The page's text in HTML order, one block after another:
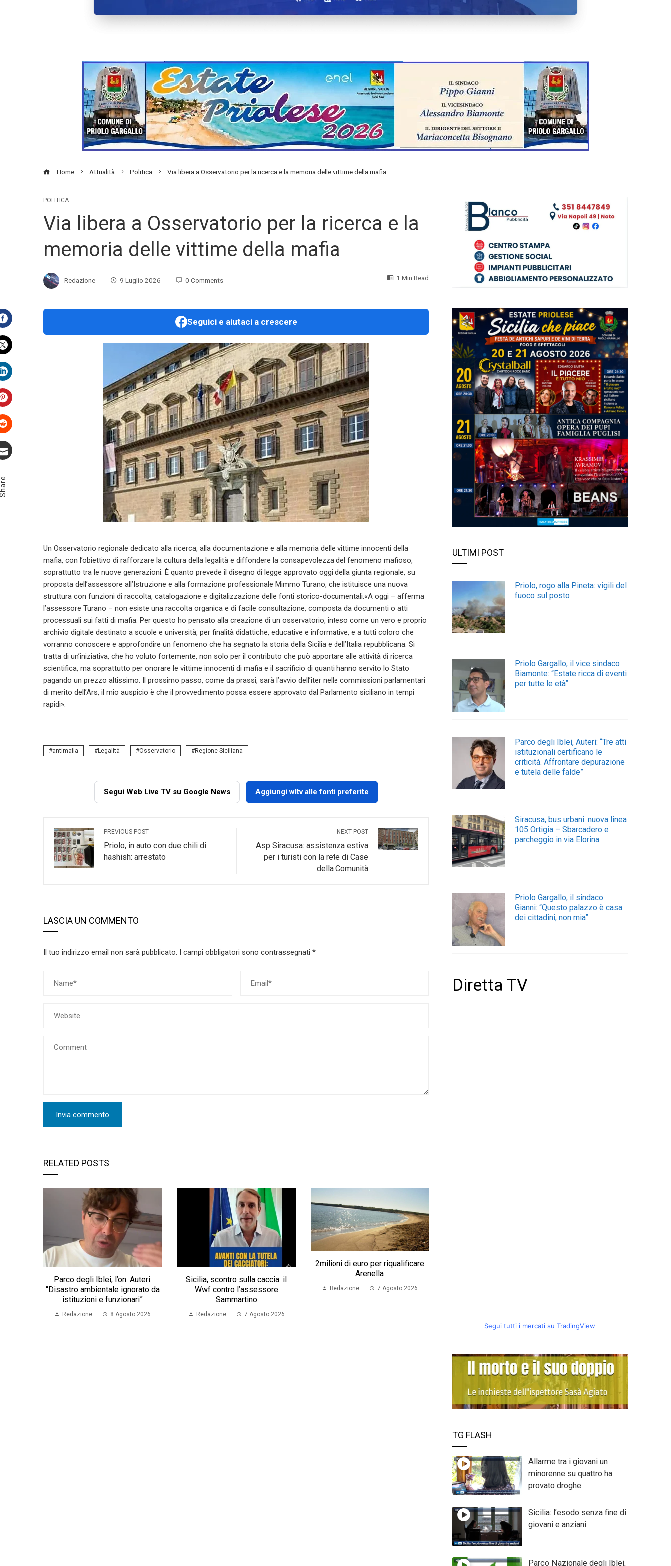
Home Attualità Politica Via libera a Osservatorio per la ricerca e la memoria delle vittime della mafia
POLITICA
Via libera a Osservatorio per la ricerca e la
memoria delle vittime della mafia
Redazione 9 Luglio 2026 0 Comments 1 Min Read
Facebook
Twitter
LinkedIn
Pinterest
Stumbleupon
Seguici e aiutaci a crescere
Un Osservatorio regionale dedicato alla ricerca, alla documentazione e alla memoria delle vittime innocenti della
mafia, con l’obiettivo di rafforzare la cultura della legalità e diffondere la consapevolezza del fenomeno mafioso,
soprattutto tra le nuove generazioni. È quanto prevede il disegno di legge approvato oggi della giunta regionale, su
proposta dell’assessore all’Istruzione e alla formazione professionale Mimmo Turano, che istituisce una nuova
struttura con funzioni di raccolta, catalogazione e digitalizzazione delle fonti storico-documentali.«A oggi – afferma
l’assessore Turano – non esiste una raccolta organica e di facile consultazione, composta da documenti o atti
processuali sui fatti di mafia. Per questo ho pensato alla creazione di un osservatorio, inteso come un vero e proprio
archivio digitale destinato a scuole e università, per finalità didattiche, educative e informative, e a tutti coloro che
vorranno conoscere e approfondire un fenomeno che ha segnato la storia della Sicilia e dell’Italia repubblicana. Si
tratta di un’iniziativa, che ho voluto fortemente, non solo per il contributo che può apportare alle attività di ricerca
scientifica, ma soprattutto per onorare le vittime innocenti di mafia e il sacrificio di quanti hanno servito lo Stato
pagando un prezzo altissimo. Il prossimo passo, come da prassi, sarà l’avvio dell’iter nelle commissioni parlamentari
di merito dell’Ars, il mio auspicio è che il provvedimento possa essere approvato dal Parlamento siciliano in tempi
rapidi».
antimafia Legalità Osservatorio Regione Siciliana
Segui Web Live TV su Google News Aggiungi wltv alle fonti preferite
PREVIOUS POST
Priolo, in auto con due chili di
hashish: arrestato
NEXT POST
Asp Siracusa: assistenza estiva
per i turisti con la rete di Case
della Comunità
LASCIA UN COMMENTO
Il tuo indirizzo email non sarà pubblicato. I campi obbligatori sono contrassegnati *
RELATED POSTS
Parco degli Iblei, l’on. Auteri:
“Disastro ambientale ignorato da
istituzioni e funzionari”
Redazione 8 Agosto 2026
Sicilia, scontro sulla caccia: il
Wwf contro l’assessore
Sammartino
Redazione 7 Agosto 2026
2milioni di euro per riqualificare
Arenella
Redazione 7 Agosto 2026
ULTIMI POST
Priolo, rogo alla Pineta: vigili del
fuoco sul posto
Priolo Gargallo, il vice sindaco
Biamonte: “Estate ricca di eventi
per tutte le età”
Parco degli Iblei, Auteri: “Tre atti
istituzionali certificano le
criticità. Affrontare depurazione
e tutela delle falde”
Siracusa, bus urbani: nuova linea
105 Ortigia – Sbarcadero e
parcheggio in via Elorina
Priolo Gargallo, il sindaco
Gianni: “Questo palazzo è casa
dei cittadini, non mia”
Diretta TV
Segui tutti i mercati su TradingView
TG FLASH
Allarme tra i giovani un
minorenne su quattro ha
provato droghe
Sicilia: l’esodo senza fine di
giovani e anziani
Parco Nazionale degli Iblei,